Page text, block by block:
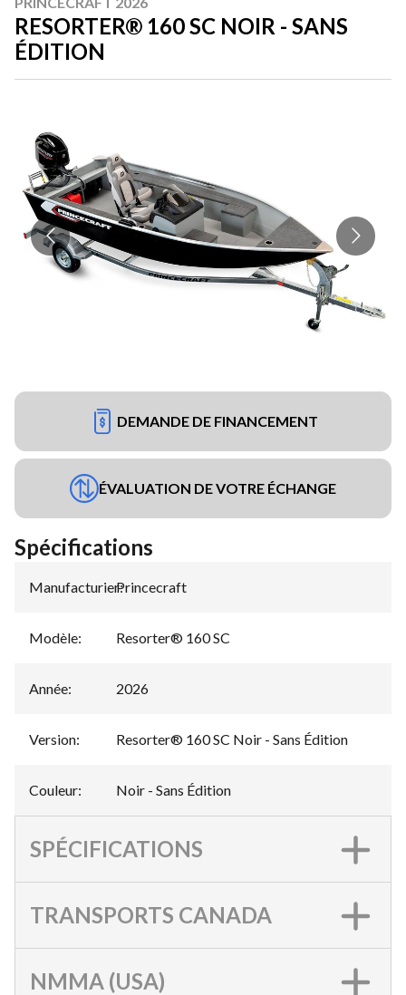
RESORTER® 160 SC NOIR - SANS
ÉDITION
DEMANDE DE FINANCEMENT
ÉVALUATION DE VOTRE ÉCHANGE
Spécifications
Manufacturier:
Princecraft
Modèle: Resorter® 160 SC
Année: 2026
Version: Resorter® 160 SC Noir - Sans Édition
Couleur: Noir - Sans Édition
SPÉCIFICATIONS
TRANSPORTS CANADA
NMMA (USA)